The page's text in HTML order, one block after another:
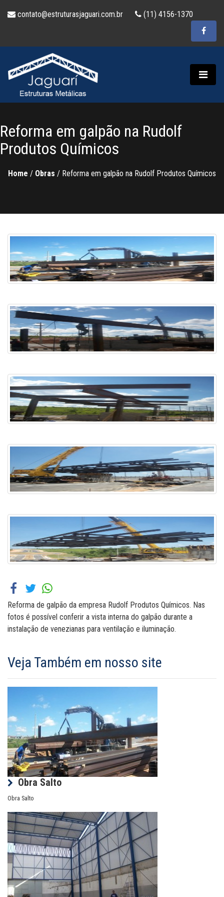
contato@estruturasjaguari.com.br (11) 4156-1370
Reforma em galpão na Rudolf
Produtos Químicos
Home / Obras / Reforma em galpão na Rudolf Produtos Químicos
Reforma de galpão da empresa Rudolf Produtos Químicos. Nas
fotos é possível conferir a vista interna do galpão durante a
instalação de venezianas para ventilação e iluminação.
Veja Também em nosso site
Obra Salto
Obra Salto